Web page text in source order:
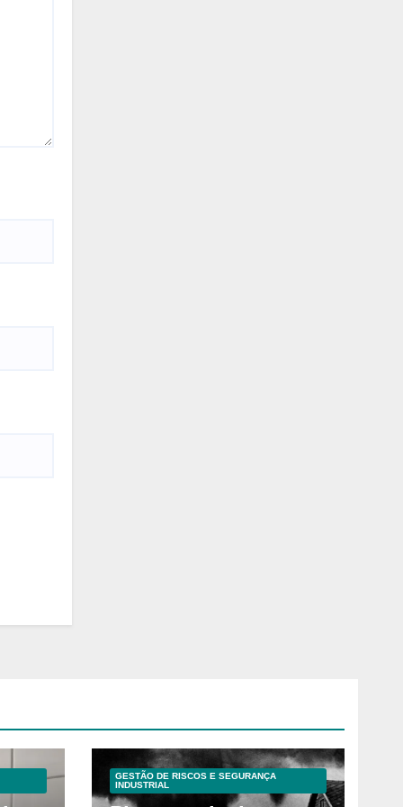
GESTÃO DE RISCOS E SEGURANÇA
INDUSTRIAL